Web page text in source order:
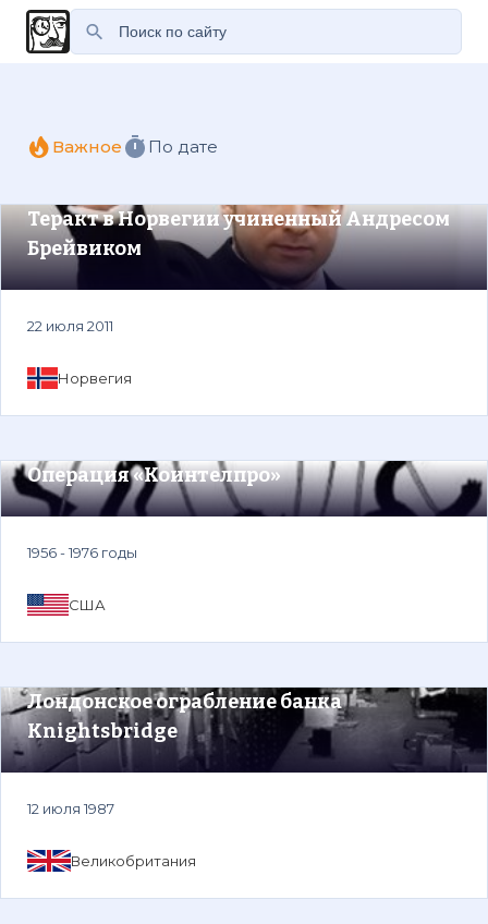
Важное По дате
Теракт в Норвегии учиненный Андресом
Брейвиком
22 июля 2011
Норвегия
Операция «Коинтелпро»
1956 - 1976 годы
США
Лондонское ограбление банка
Knightsbridge
12 июля 1987
Великобритания